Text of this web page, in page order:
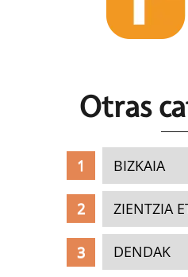
Otras c
BIZKAIA
ZIENTZIA
DENDAK